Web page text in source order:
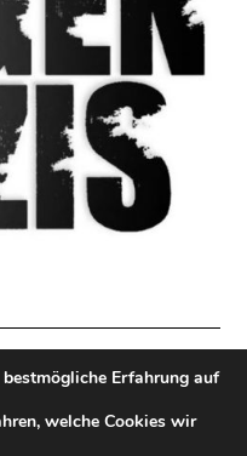
|Direkt Spenden
2022
Erfahrung auf
welche Cookies wir